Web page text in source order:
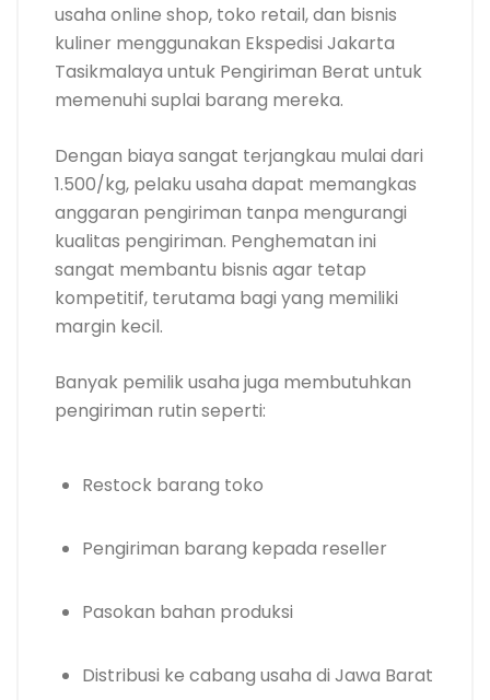
usaha online shop, toko retail, dan bisnis
kuliner menggunakan Ekspedisi Jakarta
Tasikmalaya untuk Pengiriman Berat untuk
memenuhi suplai barang mereka.
Dengan biaya sangat terjangkau mulai dari
1.500/kg, pelaku usaha dapat memangkas
anggaran pengiriman tanpa mengurangi
kualitas pengiriman. Penghematan ini
sangat membantu bisnis agar tetap
kompetitif, terutama bagi yang memiliki
margin kecil.
Banyak pemilik usaha juga membutuhkan
pengiriman rutin seperti:
Restock barang toko
Pengiriman barang kepada reseller
Pasokan bahan produksi
Distribusi ke cabang usaha di Jawa Barat